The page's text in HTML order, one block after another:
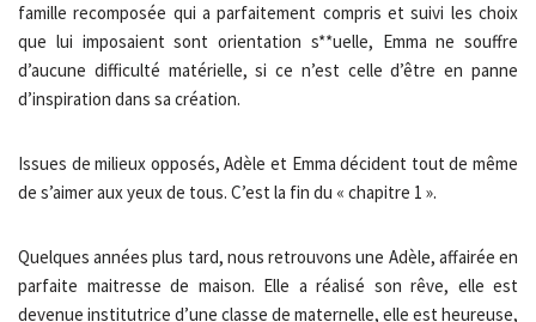
famille recomposée qui a parfaitement compris et suivi les choix
que lui imposaient sont orientation s**uelle, Emma ne souffre
d’aucune difficulté matérielle, si ce n’est celle d’être en panne
d’inspiration dans sa création.
Issues de milieux opposés, Adèle et Emma décident tout de même
de s’aimer aux yeux de tous. C’est la fin du « chapitre 1 ».
Quelques années plus tard, nous retrouvons une Adèle, affairée en
parfaite maitresse de maison. Elle a réalisé son rêve, elle est
devenue institutrice d’une classe de maternelle, elle est heureuse,